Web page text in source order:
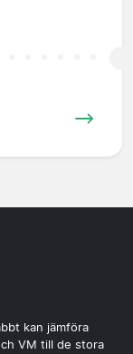
kan jämföra
VM till de stora